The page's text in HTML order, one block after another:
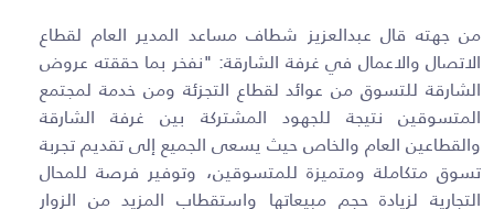
من جهته قال عبدالعزيز شطاف مساعد المدير العام لقطاع
الاتصال والاعمال في غرفة الشارقة: "نفخر بما حققته عروض
الشارقة للتسوق من عوائد لقطاع التجزئة ومن خدمة لمجتمع
المتسوقين نتيجة للجهود المشتركة بين غرفة الشارقة
والقطاعين العام والخاص حيث يسعى الجميع إلى تقديم تجربة
تسوق متكاملة ومتميزة للمتسوقين، وتوفير فرصة للمحال
التجارية لزيادة حجم مبيعاتها واستقطاب المزيد من الزوار